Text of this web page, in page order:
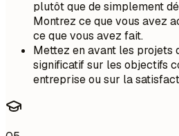
plutôt que de simplement
Montrez ce que vous avez
ce que vous avez fait.
Mettez en avant les projets
significatif sur les objectifs
entreprise ou sur la